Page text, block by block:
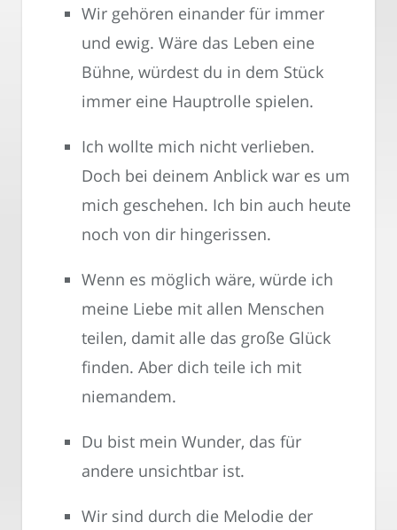
Wir gehören einander für immer
und ewig. Wäre das Leben eine
Bühne, würdest du in dem Stück
immer eine Hauptrolle spielen.
Ich wollte mich nicht verlieben.
Doch bei deinem Anblick war es um
mich geschehen. Ich bin auch heute
noch von dir hingerissen.
Wenn es möglich wäre, würde ich
meine Liebe mit allen Menschen
teilen, damit alle das große Glück
finden. Aber dich teile ich mit
niemandem.
Du bist mein Wunder, das für
andere unsichtbar ist.
Wir sind durch die Melodie der